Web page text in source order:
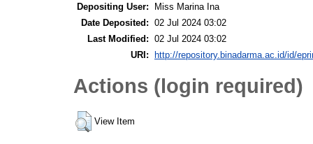
Depositing User:
Miss Marina Ina
Date Deposited: 02 Jul 2024 03:02
Last Modified: 02 Jul 2024 03:02
URI:
http://repository.binadarma.ac.id/id/
Actions (login required)
View Item